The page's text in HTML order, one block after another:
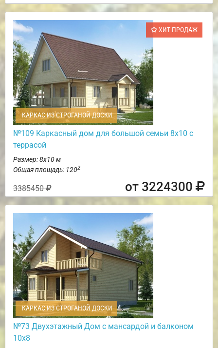
ХИТ ПРОДАЖ
КАРКАС ИЗ СТРОГАНОЙ ДОСКИ
№109 Каркасный дом для большой семьи 8х10 с
террасой
Размер: 8х10 м
Общая площадь: 1202
3385450 от 3224300
КАРКАС ИЗ СТРОГАНОЙ ДОСКИ
№73 Двухэтажный Дом с мансардой и балконом
10х8